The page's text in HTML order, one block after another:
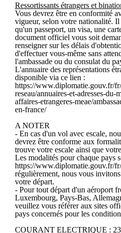
Ressortissants étrangers et
Vous devrez être en conformité
vigueur, selon votre nationalité. Il
qu'un passeport, un visa, une
document officiel vous soit
renseigner sur les délais
d'effectuer vous-même sans
l'ambassade ou du consulat du
L'annuaire des représentations
disponible via ce lien :
https://www.diplomatie.gouv.fr/
reseau/annuaires-et-adresses-
affaires-etrangeres-meae/
en-france/
A NOTER
- En cas d'un vol avec escale,
devrez être conforme aux
trouve votre escale ainsi que
Les modalités pour chaque pays
https://www.diplomatie.gouv.fr/
régulièrement, nous vous
votre départ.
- Pour tout départ d'un aéroport
Luxembourg, Pays-Bas,
veuillez vous référer aux sites
pays concernés pour les
COURANT ELECTRIQUE :